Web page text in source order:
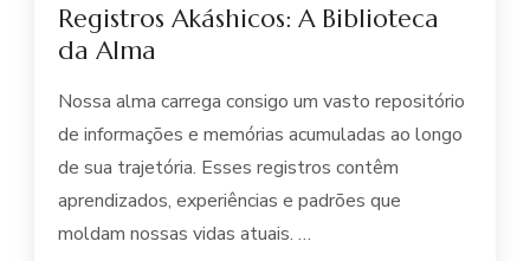
Registros Akáshicos: A Biblioteca
da Alma
Nossa alma carrega consigo um vasto repositório
de informações e memórias acumuladas ao longo
de sua trajetória. Esses registros contêm
aprendizados, experiências e padrões que
moldam nossas vidas atuais. …